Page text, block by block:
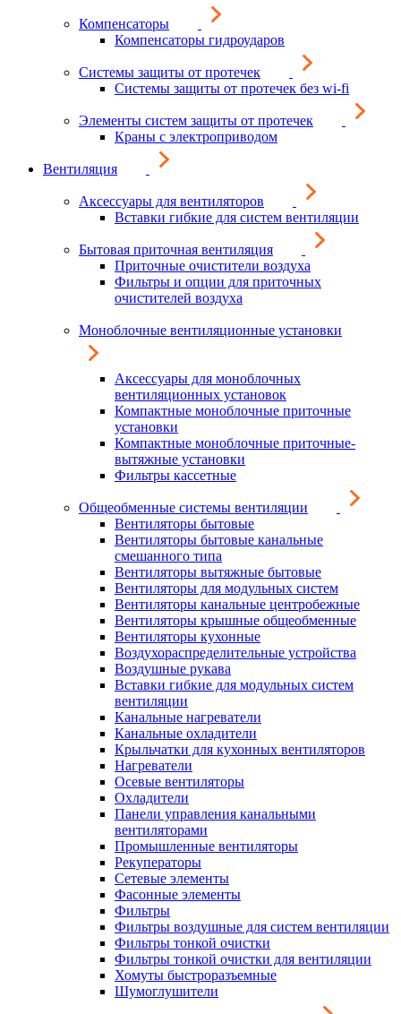
Компенсаторы
Компенсаторы гидроударов
Системы защиты от протечек
Системы защиты от протечек без wi-fi
Элементы систем защиты от протечек
Краны с электроприводом
Вентиляция
Аксессуары для вентиляторов
Вставки гибкие для систем вентиляции
Бытовая приточная вентиляция
Приточные очистители воздуха
Фильтры и опции для приточных
очистителей воздуха
Моноблочные вентиляционные установки
Аксессуары для моноблочных
вентиляционных установок
Компактные моноблочные приточные
установки
Компактные моноблочные приточные-
вытяжные установки
Фильтры кассетные
Общеобменные системы вентиляции
Вентиляторы бытовые
Вентиляторы бытовые канальные
смешанного типа
Вентиляторы вытяжные бытовые
Вентиляторы для модульных систем
Вентиляторы канальные центробежные
Вентиляторы крышные общеобменные
Вентиляторы кухонные
Воздухораспределительные устройства
Воздушные рукава
Вставки гибкие для модульных систем
вентиляции
Канальные нагреватели
Канальные охладители
Крыльчатки для кухонных вентиляторов
Нагреватели
Осевые вентиляторы
Охладители
Панели управления канальными
вентиляторами
Промышленные вентиляторы
Рекуператоры
Сетевые элементы
Фасонные элементы
Фильтры
Фильтры воздушные для систем вентиляции
Фильтры тонкой очистки
Фильтры тонкой очистки для вентиляции
Хомуты быстроразъемные
Шумоглушители